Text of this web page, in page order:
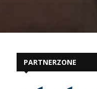
PARTNERZONE